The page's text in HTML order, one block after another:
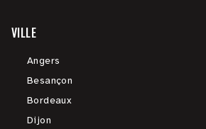
VILLE
Angers
Besançon
Bordeaux
Dijon